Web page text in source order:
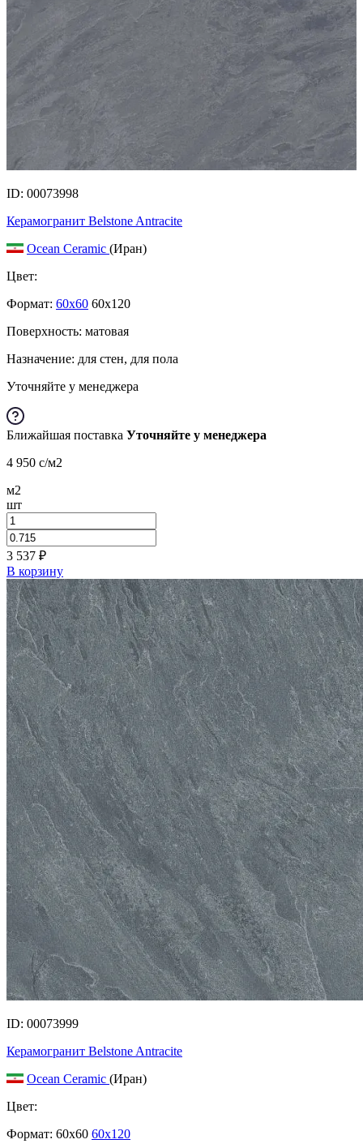
ID: 00073998
Керамогранит Belstone Antracite
Ocean Ceramic (Иран)
Цвет:
Формат: 60x60 60x120
Поверхность: матовая
Назначение: для стен, для пола
Уточняйте у менеджера
Ближайшая поставка Уточняйте у менеджера
4 950 c/м2
м2
шт
3 537 ₽
В корзину
ID: 00073999
Керамогранит Belstone Antracite
Ocean Ceramic (Иран)
Цвет:
Формат: 60x60 60x120